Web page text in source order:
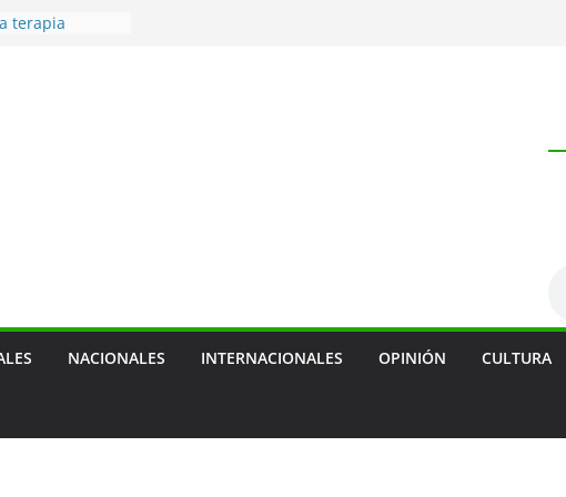
terapia
prevenir
mascotas
social
sobre
empresa
transporte
de las
NACIONALES INTERNACIONALES OPINIÓN CULTURA